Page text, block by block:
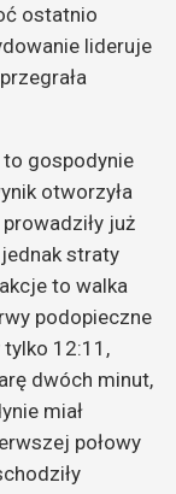
ostatnio
lideruje
to gospodynie
otworzyła
już
straty
to walka
podopieczne
tylko 12:11,
dwóch minut,
miał
połowy